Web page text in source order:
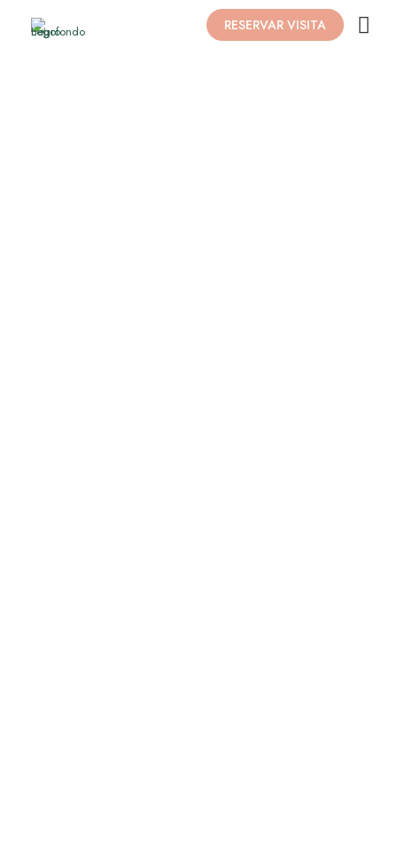
RESERVAR VISITA